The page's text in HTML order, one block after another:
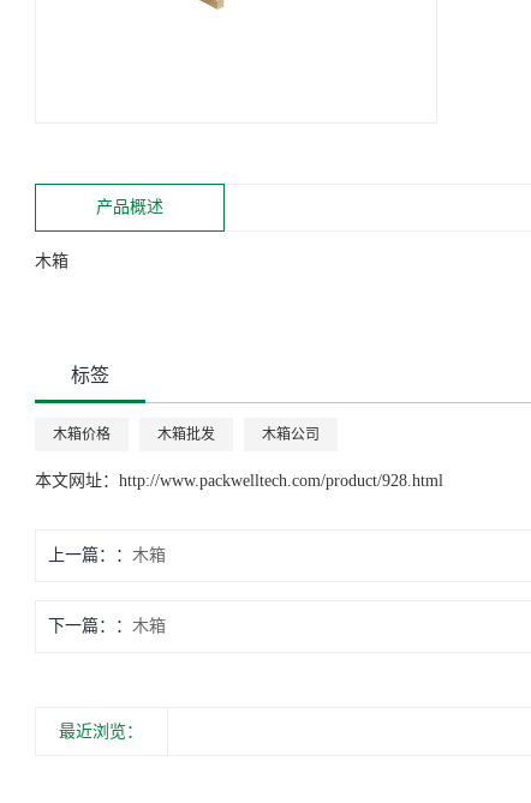
产品概述
木箱
标签
木箱价格 木箱批发 木箱公司
本文网址： http://www.packwelltech.com/product/928.html
上一篇： 木箱
下一篇： 木箱
最近浏览：